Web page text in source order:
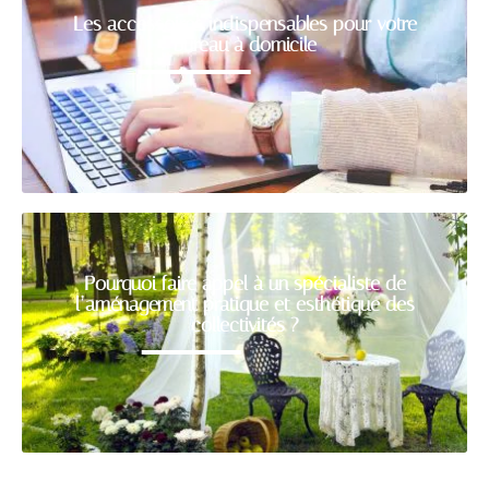
Les accessoires indispensables pour votre
bureau à domicile
Pourquoi faire appel à un spécialiste de
l’aménagement pratique et esthétique des
collectivités ?